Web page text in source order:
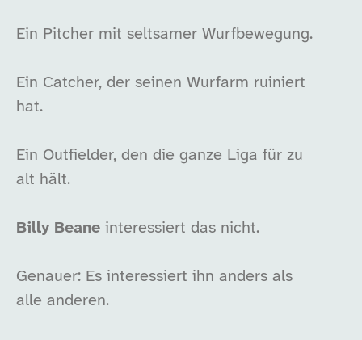
Ein Pitcher mit seltsamer Wurfbewegung.
Ein Catcher, der seinen Wurfarm ruiniert
hat.
Ein Outfielder, den die ganze Liga für zu
alt hält.
Billy Beane interessiert das nicht.
Genauer: Es interessiert ihn anders als
alle anderen.